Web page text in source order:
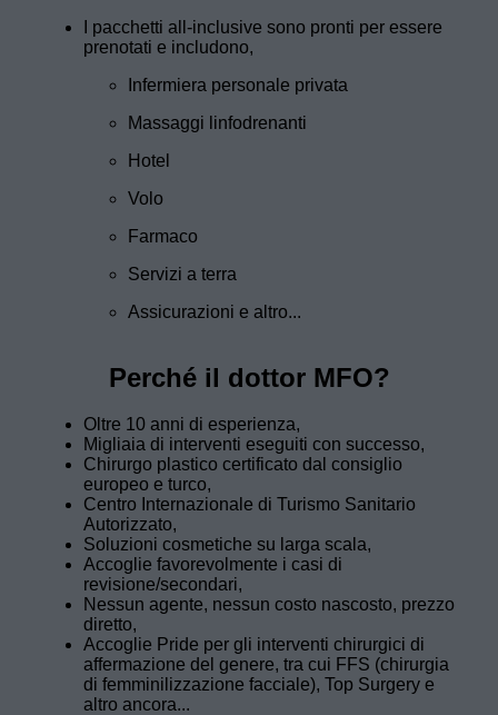
I pacchetti all-inclusive sono pronti per essere
prenotati e includono,
Infermiera personale privata
Massaggi linfodrenanti
Hotel
Volo
Farmaco
Servizi a terra
Assicurazioni e altro...
Perché il dottor MFO?
Oltre 10 anni di esperienza,
Migliaia di interventi eseguiti con successo,
Chirurgo plastico certificato dal consiglio
europeo e turco,
Centro Internazionale di Turismo Sanitario
Autorizzato,
Soluzioni cosmetiche su larga scala,
Accoglie favorevolmente i casi di
revisione/secondari,
Nessun agente, nessun costo nascosto, prezzo
diretto,
Accoglie Pride per gli interventi chirurgici di
affermazione del genere, tra cui FFS (chirurgia
di femminilizzazione facciale), Top Surgery e
altro ancora...